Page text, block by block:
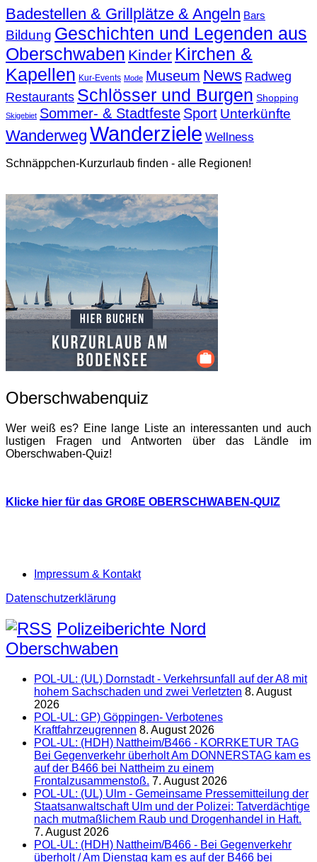
Badestellen & Grillplätze & Angeln Bars
Bildung Geschichten und Legenden aus
Oberschwaben Kinder Kirchen &
Kapellen Kur-Events Mode Museum News Radweg
Restaurants Schlösser und Burgen Shopping
Skigebiet Sommer- & Stadtfeste Sport Unterkünfte
Wanderweg Wanderziele Wellness
Schnäppchen-Kurzurlaub finden - alle Regionen!
Oberschwabenquiz
Wer weiß es? Eine lange Liste an interessanten und auch
lustigen Fragen und Antworten über das Ländle im
Oberschwaben-Quiz!
Klicke hier für das GROßE OBERSCHWABEN-QUIZ
Impressum & Kontakt
Datenschutzerklärung
Polizeiberichte Nord
Oberschwaben
POL-UL: (UL) Dornstadt - Verkehrsunfall auf der A8 mit
hohem Sachschaden und zwei Verletzten 8. August
2026
POL-UL: GP) Göppingen- Verbotenes
Kraftfahrzeugrennen 8. August 2026
POL-UL: (HDH) Nattheim/B466 - KORRKETUR TAG
Bei Gegenverkehr überholt Am DONNERSTAG kam es
auf der B466 bei Nattheim zu einem
Frontalzusammenstoß. 7. August 2026
POL-UL: (UL) Ulm - Gemeinsame Pressemitteilung der
Staatsanwaltschaft Ulm und der Polizei: Tatverdächtige
nach mutmaßlichem Raub und Drogenhandel in Haft.
7. August 2026
POL-UL: (HDH) Nattheim/B466 - Bei Gegenverkehr
überholt / Am Dienstag kam es auf der B466 bei